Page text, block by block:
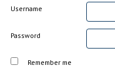
Username
Password
Remember me